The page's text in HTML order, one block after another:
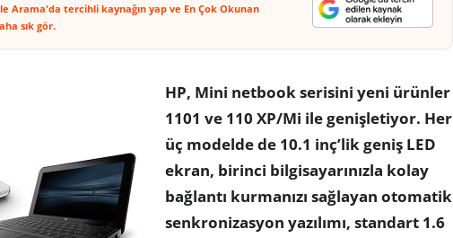
Arama'da tercihli kaynağın yap ve En Çok Okunan
sık gör.
HP, Mini netbook serisini yeni ürünler
1101 ve 110 XP/Mi ile genişletiyor. Her
üç modelde de 10.1 inç’lik geniş LED
ekran, birinci bilgisayarınızla kolay
bağlantı kurmanızı sağlayan otomatik
senkronizasyon yazılımı, standart 1.6